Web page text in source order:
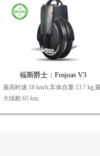
福斯爵士：Fosjoas V3
最高时速:18 km/h;车体自重:13.7 kg;
大续航:65 km;